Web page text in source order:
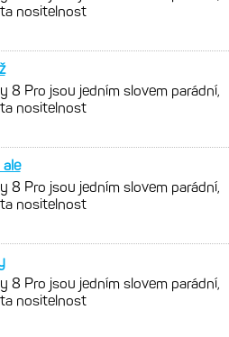
roce: Fénixy 8 Pro jsou
parádní, těžko něco
ta nositelnost
Hodnotí, zda je váš
a jestli se nachází
oblastech
překonal hranici
akcií za devět
vzrostla
motorem Bosch se
propojit s Garminem.
s Edge